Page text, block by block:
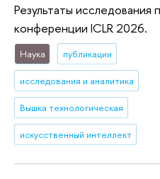
Результаты
конференции ICLR 2026.
Наука публикации
исследования и аналитика
Вышка технологическая
искусственный интеллект